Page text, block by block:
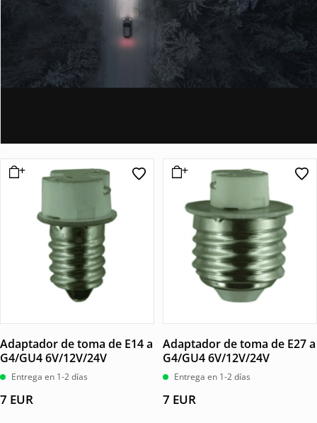
Adaptador de toma de E14 a
G4/GU4 6V/12V/24V
Entrega en 1-2 días
7 EUR
Adaptador de toma de E27 a
G4/GU4 6V/12V/24V
Entrega en 1-2 días
7 EUR